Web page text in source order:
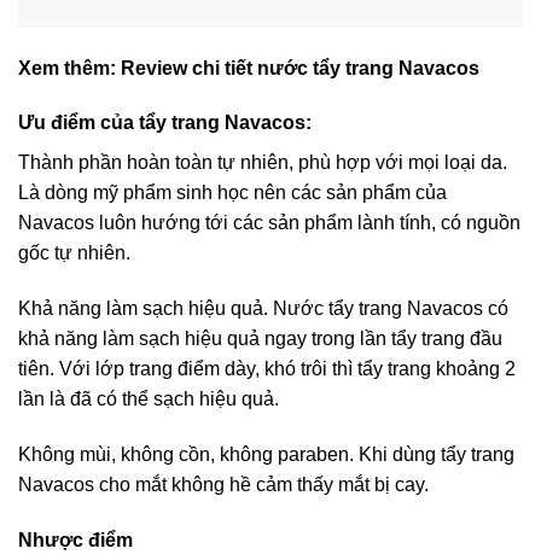
Xem thêm: Review chi tiết nước tẩy trang Navacos
Ưu điểm của tẩy trang Navacos:
Thành phần hoàn toàn tự nhiên, phù hợp với mọi loại da.
Là dòng mỹ phẩm sinh học nên các sản phẩm của
Navacos luôn hướng tới các sản phẩm lành tính, có nguồn
gốc tự nhiên.
Khả năng làm sạch hiệu quả. Nước tẩy trang Navacos có
khả năng làm sạch hiệu quả ngay trong lần tẩy trang đầu
tiên. Với lớp trang điểm dày, khó trôi thì tẩy trang khoảng 2
lần là đã có thể sạch hiệu quả.
Không mùi, không cồn, không paraben. Khi dùng tẩy trang
Navacos cho mắt không hề cảm thấy mắt bị cay.
Nhược điểm